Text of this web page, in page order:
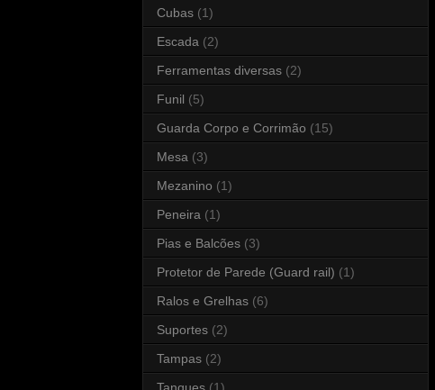
Cubas (1)
Escada (2)
Ferramentas diversas (2)
Funil (5)
Guarda Corpo e Corrimão (15)
Mesa (3)
Mezanino (1)
Peneira (1)
Pias e Balcões (3)
Protetor de Parede (Guard rail) (1)
Ralos e Grelhas (6)
Suportes (2)
Tampas (2)
Tanques (1)